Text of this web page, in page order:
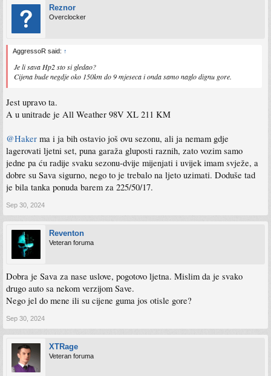
Reznor
Overclocker
AggressoR said: ↑
Je li sava Hp2 sto si gledao?
Cijena bude negdje oko 150km do 9 mjeseca i onda samo naglo dignu gore.
Jest upravo ta.
A u unitrade je All Weather 98V XL 211 KM
@Haker ma i ja bih ostavio još ovu sezonu, ali ja nemam gdje
lagerovati ljetni set, puna garaža gluposti raznih, zato vozim samo
jedne pa ću radije svaku sezonu-dvije mijenjati i uvijek imam svježe, a
dobre su Sava sigurno, nego to je trebalo na ljeto uzimati. Doduše tad
je bila tanka ponuda barem za 225/50/17.
Sep 30, 2024
Reventon
Veteran foruma
Dobra je Sava za nase uslove, pogotovo ljetna. Mislim da je svako
drugo auto sa nekom verzijom Save.
Nego jel do mene ili su cijene guma jos otisle gore?
Sep 30, 2024
XTRage
Veteran foruma